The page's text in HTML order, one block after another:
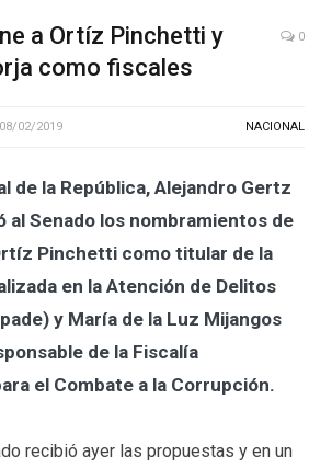
a Ortíz Pinchetti y
como fiscales
0
08/02/2019 NACIONAL
de la República, Alejandro Gertz
al Senado los nombramientos de
Pinchetti como titular de la
en la Atención de Delitos
y María de la Luz Mijangos
de la Fiscalía
el Combate a la Corrupción.
recibió ayer las propuestas y en un